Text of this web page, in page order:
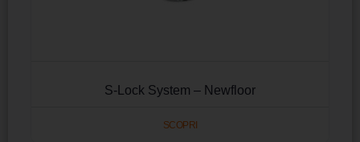
S-Lock System – Newfloor
SCOPRI